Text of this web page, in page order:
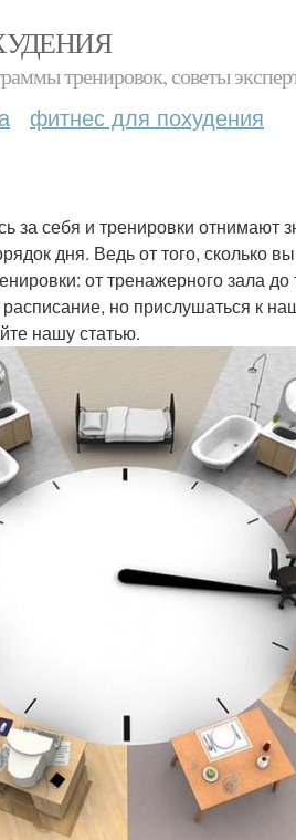
тренировок, советы
фитнес для похудения
за себя и тренировки отнимают
дня. Ведь от того, сколько
от тренажерного зала
но прислушаться к
нашу статью.